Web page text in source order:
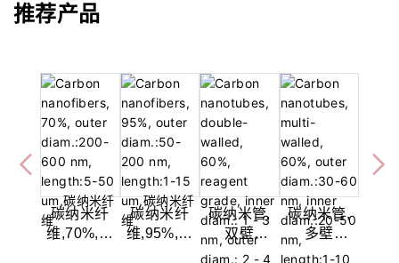
推荐产品
碳纳米纤
维,70%,外
碳纳米纤
维,95%,外
碳纳米管,
双壁
式,60%,试
碳纳米管,
多壁
式,60%,外